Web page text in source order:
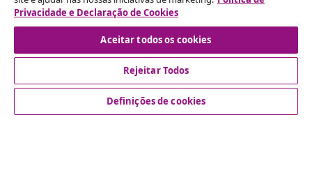
© 2008-2026 vidaXL www.vidaxl.pt é um site da vidaXL
Privacidade e Declaração de Cookies
Aceitar todos os cookies
Rejeitar Todos
Definições de cookies